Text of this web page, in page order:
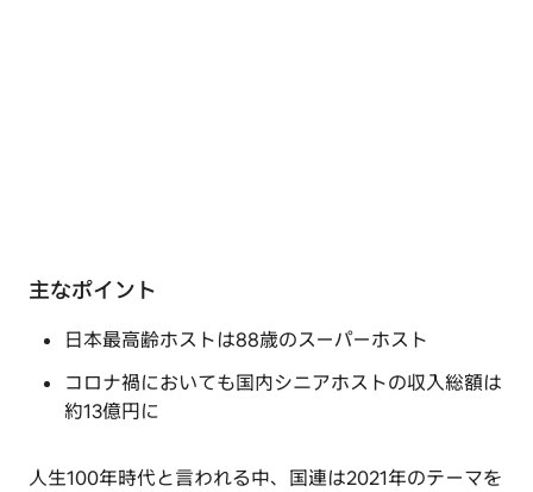
主なポイント
日本最高齢ホストは88歳のスーパーホスト
コロナ禍においても国内シニアホストの収入総額は
約13億円に
人生100年時代と言われる中、国連は2021年のテーマを